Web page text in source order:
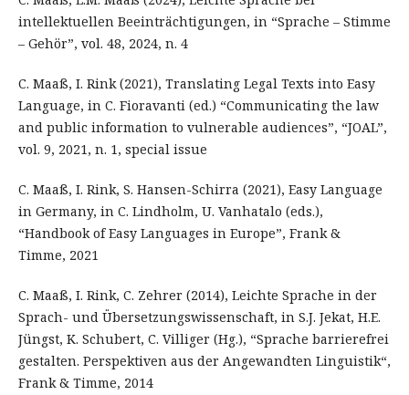
intellektuellen Beeinträchtigungen, in “Sprache – Stimme
– Gehör”, vol. 48, 2024, n. 4
C. Maaß, I. Rink (2021), Translating Legal Texts into Easy
Language, in C. Fioravanti (ed.) “Communicating the law
and public information to vulnerable audiences”, “JOAL”,
vol. 9, 2021, n. 1, special issue
C. Maaß, I. Rink, S. Hansen-Schirra (2021), Easy Language
in Germany, in C. Lindholm, U. Vanhatalo (eds.),
“Handbook of Easy Languages in Europe”, Frank &
Timme, 2021
C. Maaß, I. Rink, C. Zehrer (2014), Leichte Sprache in der
Sprach- und Übersetzungswissenschaft, in S.J. Jekat, H.E.
Jüngst, K. Schubert, C. Villiger (Hg.), “Sprache barrierefrei
gestalten. Perspektiven aus der Angewandten Linguistik“,
Frank & Timme, 2014